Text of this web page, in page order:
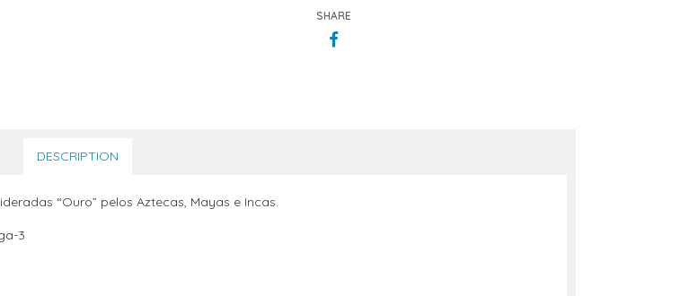
SHARE
DESCRIPTION
“Ouro” pelos Aztecas, Mayas e Incas.
3